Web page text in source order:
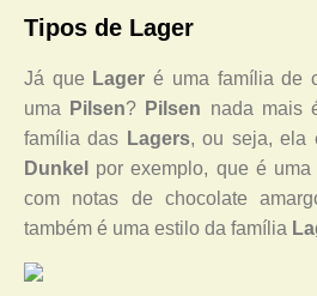
Tipos de Lager
Já que Lager é uma família de
uma
Pilsen? Pilsen nada mais
família das Lagers, ou seja, ela
Dunkel por exemplo, que é
com notas de chocolate
também é uma estilo da família